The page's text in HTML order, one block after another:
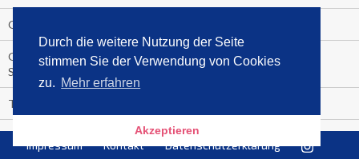
Durch die weitere Nutzung der Seite
stimmen Sie der Verwendung von Cookies
zu. Mehr erfahren
Akzeptieren
Geisterfahrer auf Überholspur
Gegen Einsamkeit: Single-Haushalte schauen täglich fast 6
Stunden TV
TV-Quote:
Italienisches Kochbuch schießt auf Nummer 1 in Deutschland,
Österreich und Schweiz
Impressum Kontakt Datenschutzerklärung